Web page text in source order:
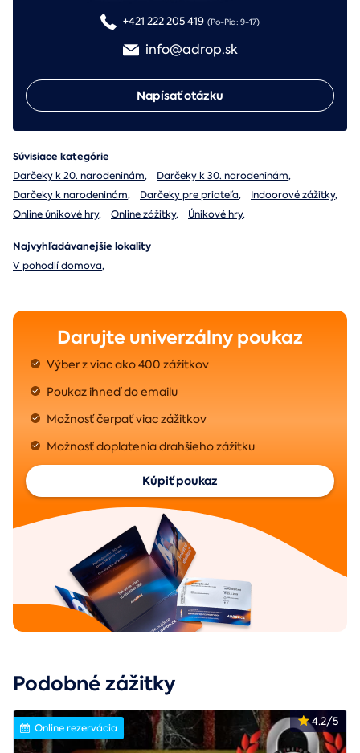
+421 222 205 419 (Po-Pia: 9-17)
info@adrop.sk
Napísať otázku
Súvisiace kategórie
Darčeky k 20. narodeninám, Darčeky k 30. narodeninám,
Darčeky k narodeninám, Darčeky pre priateľa, Indoorové zážitky,
Online únikové hry, Online zážitky, Únikové hry,
Najvyhľadávanejšie lokality
V pohodlí domova,
Darujte univerzálny poukaz
Výber z viac ako 400 zážitkov
Poukaz ihneď do emailu
Možnosť čerpať viac zážitkov
Možnosť doplatenia drahšieho zážitku
Kúpiť poukaz
Podobné zážitky
4.2/5
Online rezervácia